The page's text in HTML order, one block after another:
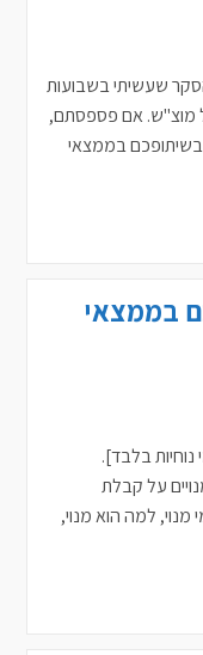
שעשיתי בשבועות
מוצ"ש. אם פספסתם,
בממצאי
בממצאי
בלבד].
על קבלת
למה הוא מנוי,